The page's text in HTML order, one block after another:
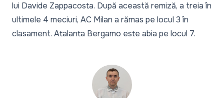
lui Davide Zappacosta. După această remiză, a treia în
ultimele 4 meciuri, AC Milan a rămas pe locul 3 în
clasament. Atalanta Bergamo este abia pe locul 7.